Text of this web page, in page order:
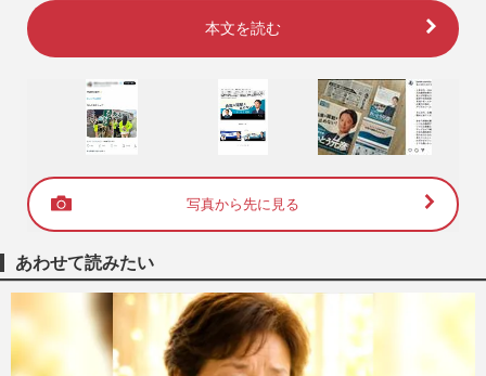
本文を読む
写真から先に見る
あわせて読みたい